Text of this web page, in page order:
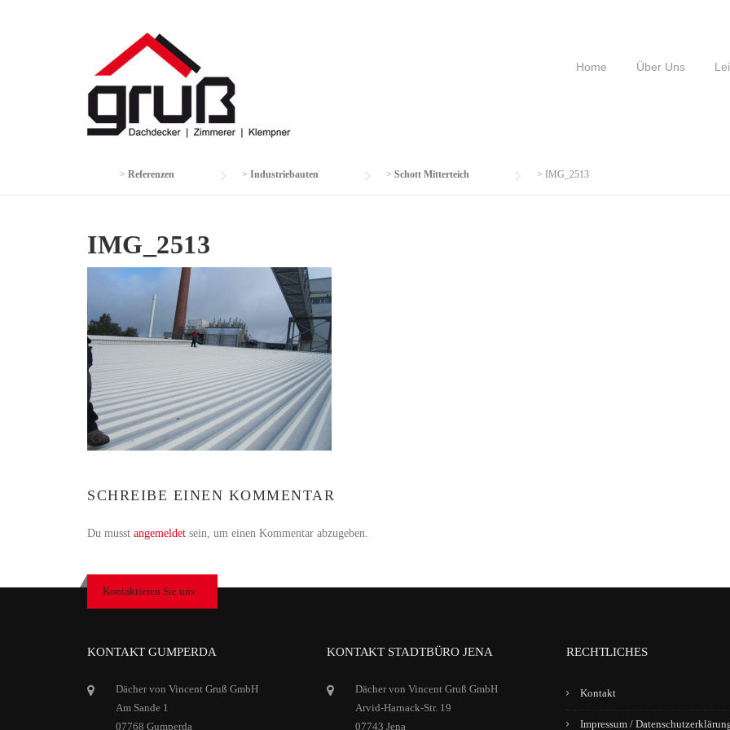
Home Über Uns
> Referenzen > Industriebauten > Schott Mitterteich > IMG_2513
IMG_2513
SCHREIBE EINEN KOMMENTAR
Du musst angemeldet sein, um einen Kommentar abzugeben.
Kontaktieren Sie uns
KONTAKT GUMPERDA
Dächer von Vincent Gruß GmbH
Am Sande 1
07768 Gumperda
KONTAKT STADTBÜRO JENA
Dächer von Vincent Gruß GmbH
Arvid-Harnack-Str. 19
07743 Jena
RECHTLICHES
Kontakt
Impressum /